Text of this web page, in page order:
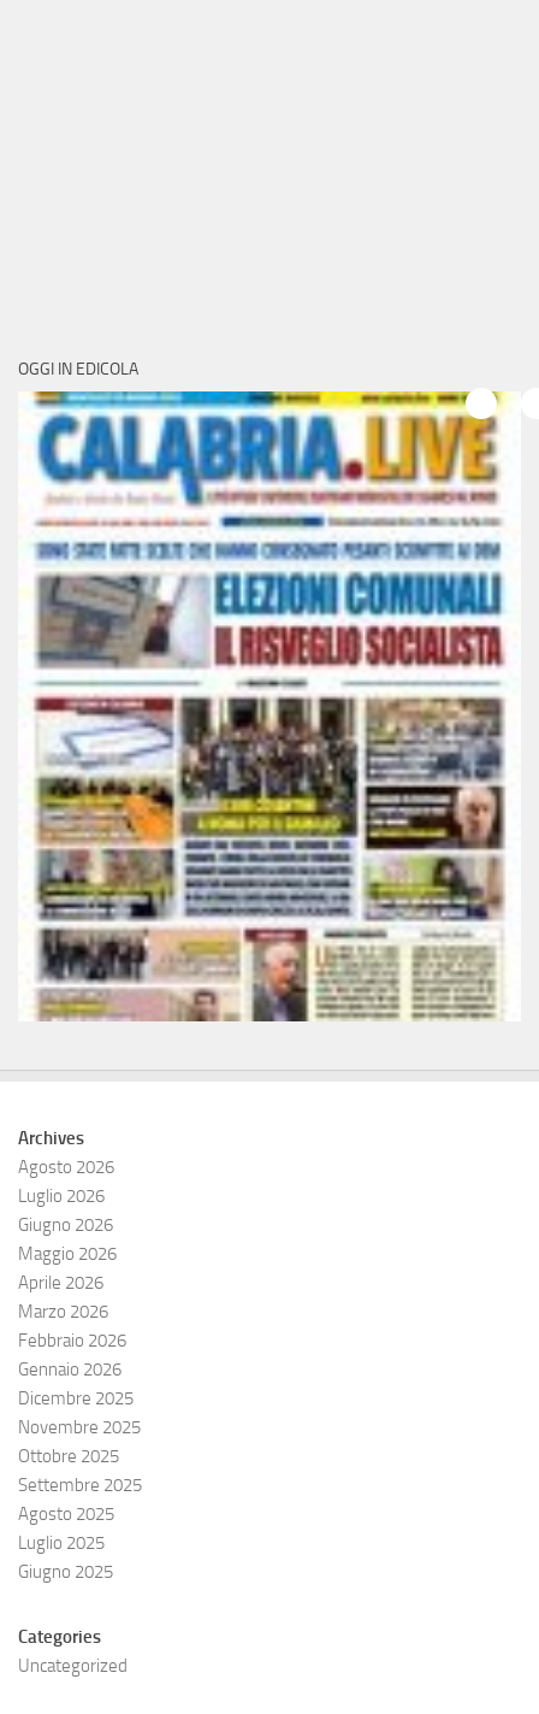
OGGI IN EDICOLA
Archives
Agosto 2026
Luglio 2026
Giugno 2026
Maggio 2026
Aprile 2026
Marzo 2026
Febbraio 2026
Gennaio 2026
Dicembre 2025
Novembre 2025
Ottobre 2025
Settembre 2025
Agosto 2025
Luglio 2025
Giugno 2025
Categories
Uncategorized